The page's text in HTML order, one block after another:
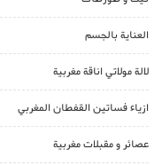
العناية بالجسم
لالة مولاتي اناقة مغربية
ازياء فساتين القفطان المغربي
عصائر و مقبلات مغربية